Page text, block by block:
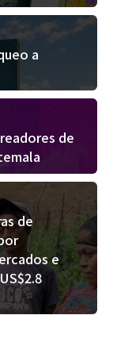
a
de
de
e